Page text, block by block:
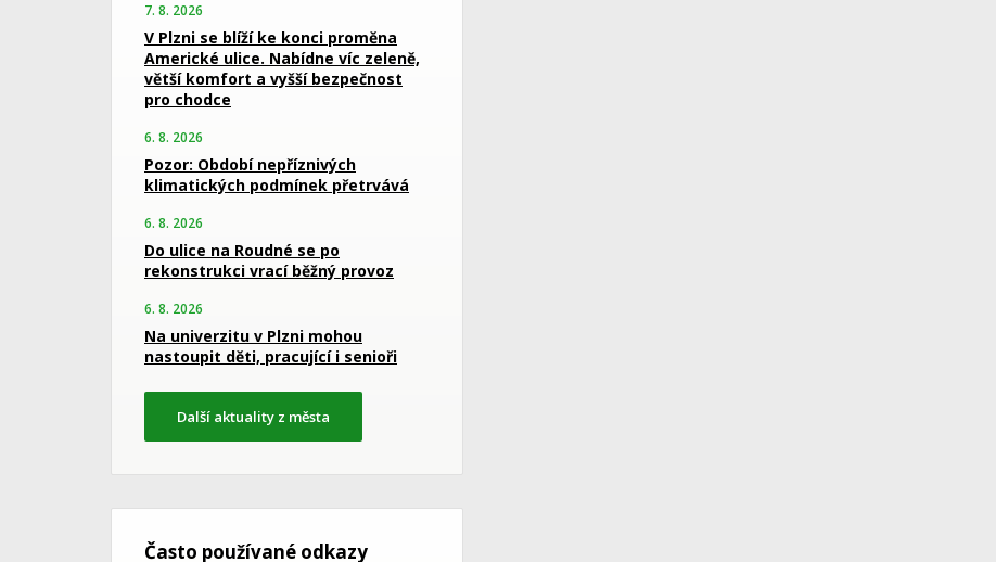
7. 8. 2026
V Plzni se blíží ke konci proměna
Americké ulice. Nabídne víc zeleně,
větší komfort a vyšší bezpečnost
pro chodce
6. 8. 2026
Pozor: Období nepříznivých
klimatických podmínek přetrvává
6. 8. 2026
Do ulice na Roudné se po
rekonstrukci vrací běžný provoz
6. 8. 2026
Na univerzitu v Plzni mohou
nastoupit děti, pracující i senioři
Další aktuality z města
Často používané odkazy